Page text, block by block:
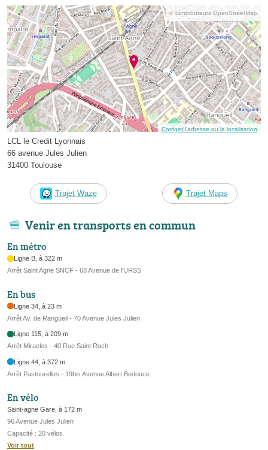
© contributeurs OpenStreetMap
Corriger l’adresse ou la localisation
LCL le Credit Lyonnais
66 avenue Jules Julien
31400 Toulouse
Trajet Waze Trajet Maps
Venir en transports en commun
En métro
Ligne B, à 322 m
Arrêt Saint Agne SNCF - 68 Avenue de l'URSS
En bus
Ligne 34, à 23 m
Arrêt Av. de Rangueil - 70 Avenue Jules Julien
Ligne 115, à 209 m
Arrêt Miracles - 40 Rue Saint Roch
Ligne 44, à 372 m
Arrêt Pastourelles - 19bis Avenue Albert Bedouce
En vélo
Saint-agne Gare, à 172 m
96 Avenue Jules Julien
Capacité : 20 vélos
Voir tout